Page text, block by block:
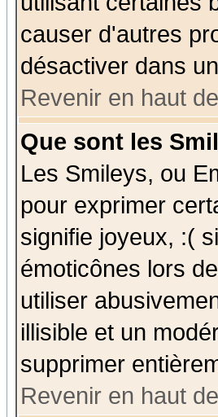
causer d'autres
désactiver dans
Revenir en haut
Que sont les
Les Smileys, ou
pour exprimer
signifie joyeux, :(
émoticônes lors
utiliser
illisible et un
supprimer
Revenir en haut